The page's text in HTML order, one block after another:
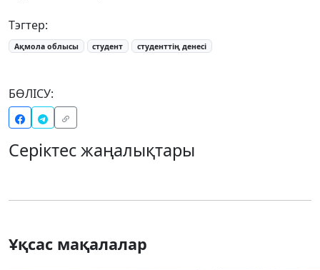
Тэгтер:
Ақмола облысы студент студенттің денесі
БӨЛІСУ:
Серіктес жаңалықтары
Ұқсас мақалалар